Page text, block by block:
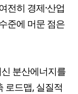
전히 경제·산업
준에 머문 점은
분산에너지를
로드맵, 실질적